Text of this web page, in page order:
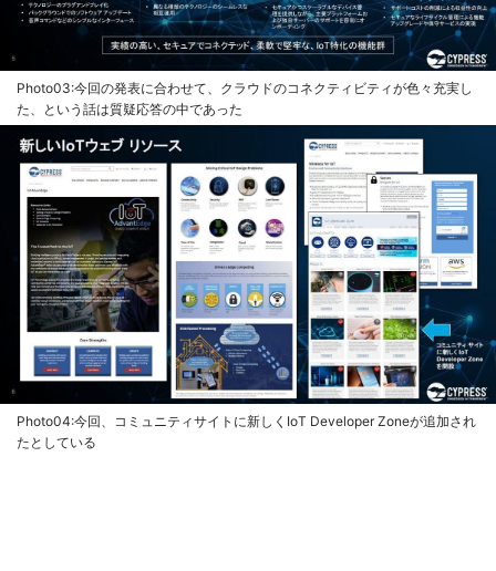
Photo03:今回の発表に合わせて、クラウドのコネクティビティが色々充実し
た、という話は質疑応答の中であった
Photo04:今回、コミュニティサイトに新しくIoT Developer Zoneが追加され
たとしている